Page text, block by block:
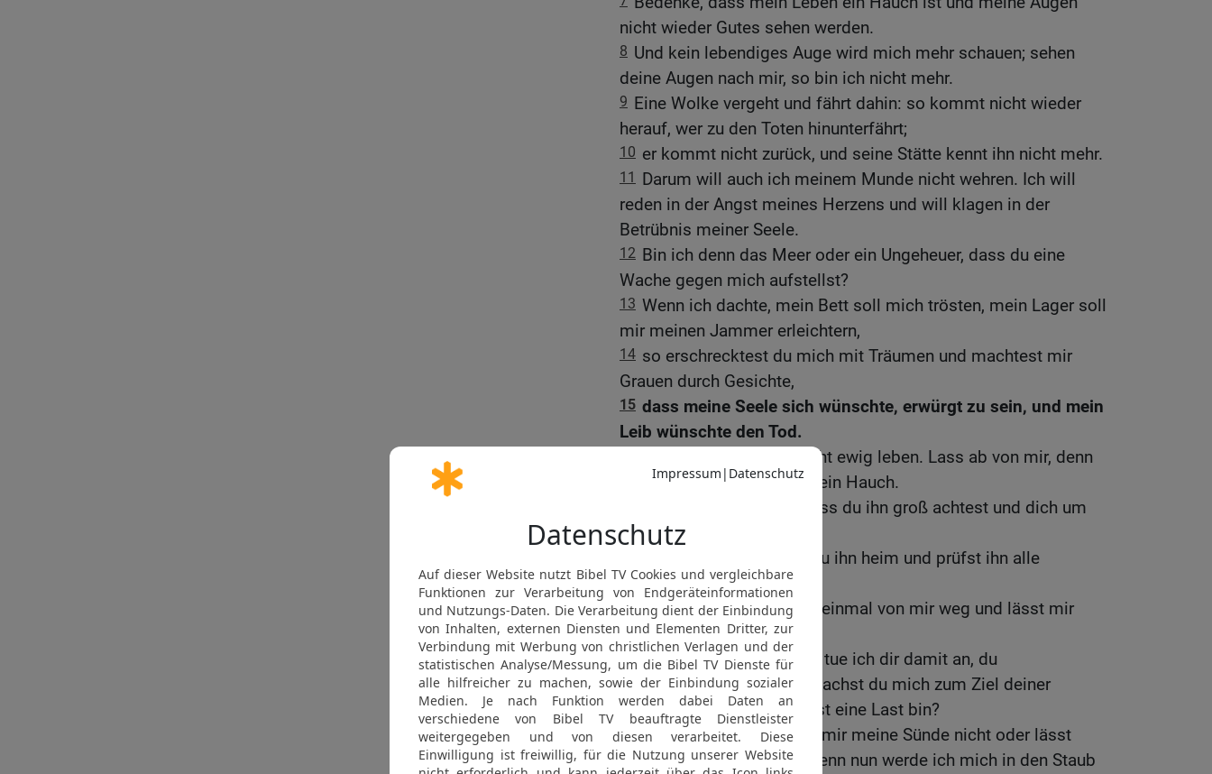
nicht wieder Gutes sehen werden.
8 Und kein lebendiges Auge wird mich mehr schauen; sehen
deine Augen nach mir, so bin ich nicht mehr.
9 Eine Wolke vergeht und fährt dahin: so kommt nicht wieder
herauf, wer zu den Toten hinunterfährt;
10 er kommt nicht zurück, und seine Stätte kennt ihn nicht mehr.
11 Darum will auch ich meinem Munde nicht wehren. Ich will
reden in der Angst meines Herzens und will klagen in der
Betrübnis meiner Seele.
12 Bin ich denn das Meer oder ein Ungeheuer, dass du eine
Wache gegen mich aufstellst?
13 Wenn ich dachte, mein Bett soll mich trösten, mein Lager soll
mir meinen Jammer erleichtern,
14 so erschrecktest du mich mit Träumen und machtest mir
Grauen durch Gesichte,
15 dass meine Seele sich wünschte, erwürgt zu sein, und mein
Leib wünschte den Tod.
Ich vergehe! Ich will nicht ewig leben. Lass ab von mir, denn
meine Tage sind nur noch ein Hauch.
Was ist der Mensch, dass du ihn groß achtest und dich um
ihn bekümmerst?
Jeden Morgen suchst du ihn heim und prüfst ihn alle
Stunden.
19 Warum blickst du nicht einmal von mir weg und lässt mir
keinen Atemzug Ruhe?
20 Hab ich gesündigt, was tue ich dir damit an, du
Menschenhüter? Warum machst du mich zum Ziel deiner
Anläufe, dass ich mir selbst eine Last bin?
21 Und warum vergibst du mir meine Sünde nicht oder lässt
meine Schuld hingehen? Denn nun werde ich mich in den Staub